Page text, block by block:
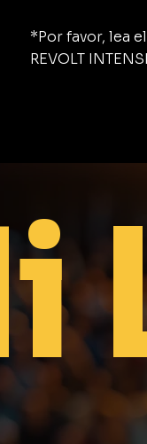
*Por favor, lea el
REVOLT